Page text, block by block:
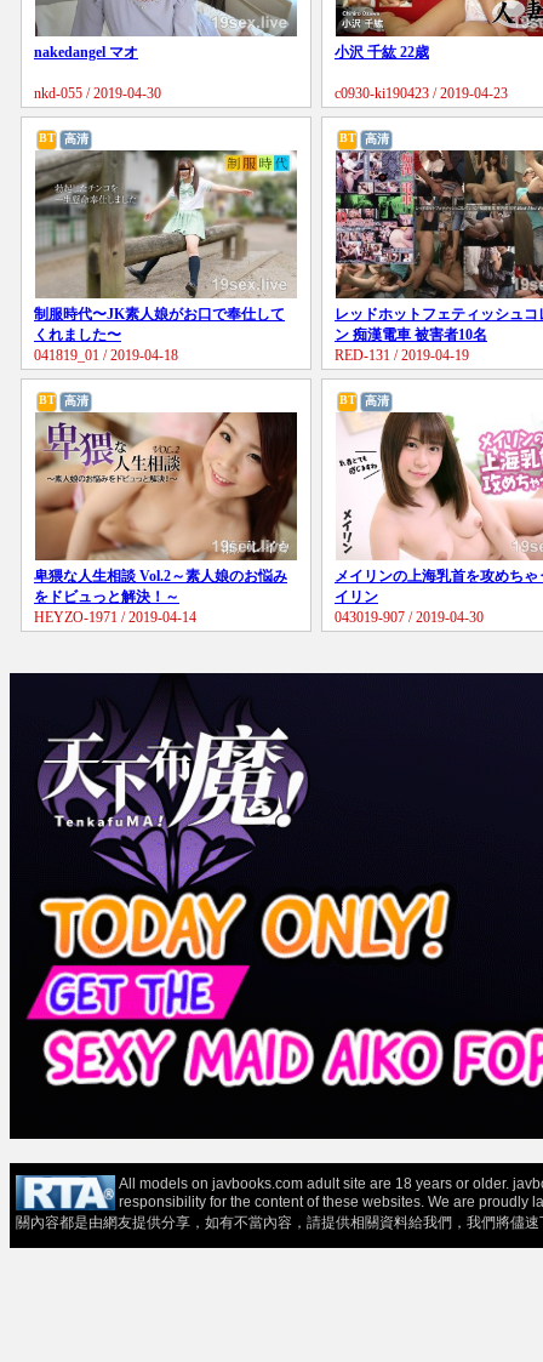
nakedangel マオ
nkd-055 / 2019-04-30
小沢 千紘 22歳
c0930-ki190423 / 2019-04-23
BT 高清
制服時代〜JK素人娘がお口で奉仕して
くれました〜
041819_01 / 2019-04-18
BT 高清
レッドホットフェティッシュコ
ン 痴漢電車 被害者10名
RED-131 / 2019-04-19
BT 高清
卑猥な人生相談 Vol.2～素人娘のお悩み
をドビュっと解決！～
HEYZO-1971 / 2019-04-14
BT 高清
メイリンの上海乳首を攻めちゃ
イリン
043019-907 / 2019-04-30
All models on javbooks.com adult site are 18 years or older.
responsibility for the content of these websites. We are proudly
關內容都是由網友提供分享，如有不當內容，請提供相關資料給我們，我們將儘速